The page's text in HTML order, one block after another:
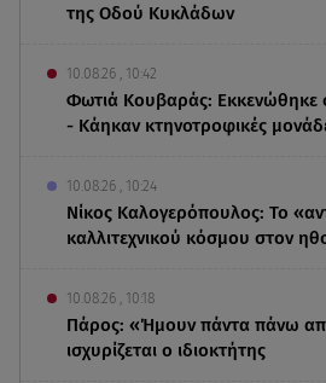
της Οδού Κυκλάδων
10.08.26 , 10:42
Φωτιά Κουβαράς: Εκκενώθηκε
- Κάηκαν κτηνοτροφικές
10.08.26 , 10:24
Νίκος Καλογερόπουλος: Το
καλλιτεχνικού κόσμου στον
10.08.26 , 10:18
Πάρος: «Ήμουν πάντα πάνω
ισχυρίζεται ο ιδιοκτήτης